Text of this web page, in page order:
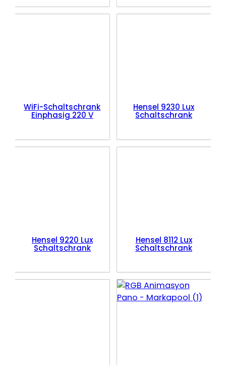
WiFi-Schaltschrank
Einphasig 220 V
Hensel 9230 Lux
Schaltschrank
Hensel 9220 Lux
Schaltschrank
Hensel 8112 Lux
Schaltschrank